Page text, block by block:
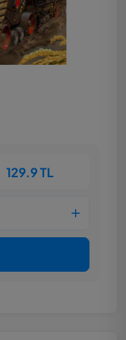
129.9 TL